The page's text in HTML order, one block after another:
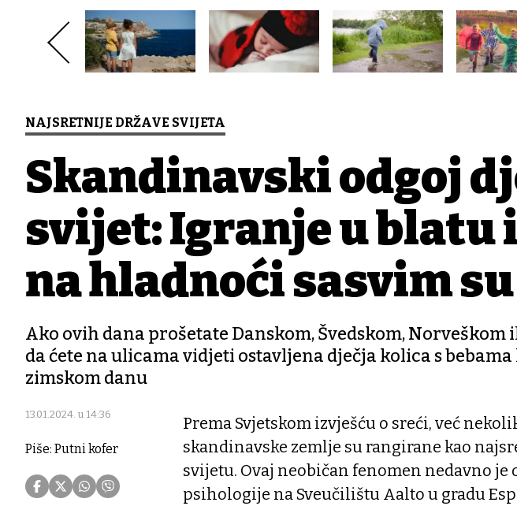
NAJSRETNIJE DRŽAVE SVIJETA
Skandinavski odgoj
svijet: Igranje u blatu
na hladnoći sasvim
Ako ovih dana prošetate Danskom, Švedskom,
da ćete na ulicama vidjeti ostavljena dječja kolica s
zimskom danu
13.01.2024. u 14:36
Piše: Putni kofer
Prema Svjetskom izvješću o sreći, već
skandinavske zemlje su rangirane kao
svijetu. Ovaj neobičan fenomen nedavno je
psihologije na Sveučilištu Aalto u gradu